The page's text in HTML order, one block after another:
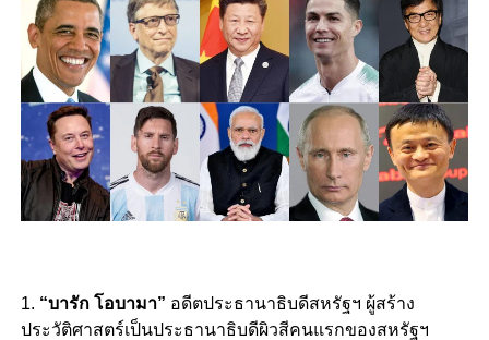
1. “บารัก โอบามา” อดีตประธานาธิบดีสหรัฐฯ ผู้สร้าง
ประวัติศาสตร์เป็นประธานาธิบดีผิวสีคนแรกของสหรัฐฯ